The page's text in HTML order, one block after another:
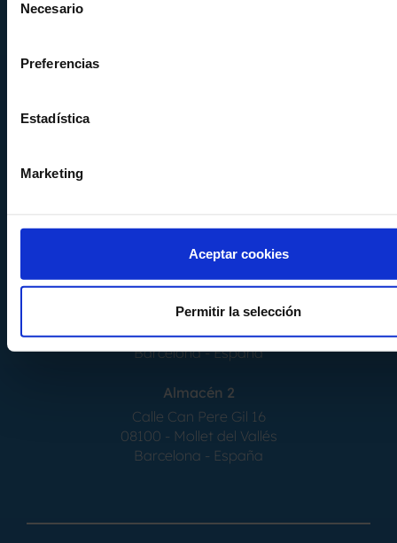
Necesario
Preferencias
Estadística
Marketing
Aceptar cookies
Permitir la selección
Almacén 1
Calle Serrat de la Creu, 17
08554 - Seva
Barcelona - España
Almacén 2
Calle Can Pere Gil 16
08100 - Mollet del Vallés
Barcelona - España